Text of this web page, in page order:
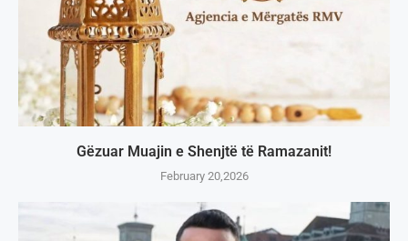
Gëzuar Muajin e Shenjtë të Ramazanit!
February 20,2026